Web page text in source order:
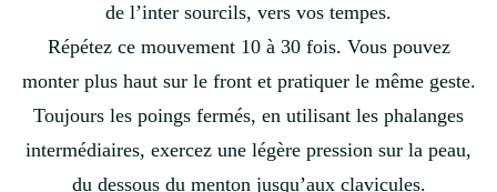
de l’inter sourcils, vers vos tempes.
Répétez ce mouvement 10 à 30 fois. Vous pouvez
monter plus haut sur le front et pratiquer le même geste.
Toujours les poings fermés, en utilisant les phalanges
intermédiaires, exercez une légère pression sur la peau,
du dessous du menton jusqu’aux clavicules.